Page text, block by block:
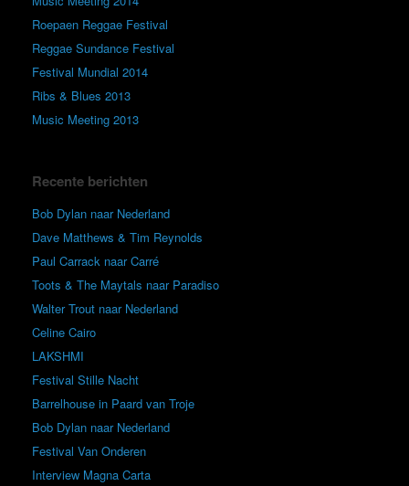
Roepaen Reggae Festival
Reggae Sundance Festival
Festival Mundial 2014
Ribs & Blues 2013
Music Meeting 2013
Recente berichten
Bob Dylan naar Nederland
Dave Matthews & Tim Reynolds
Paul Carrack naar Carré
Toots & The Maytals naar Paradiso
Walter Trout naar Nederland
Celine Cairo
LAKSHMI
Festival Stille Nacht
Barrelhouse in Paard van Troje
Bob Dylan naar Nederland
Festival Van Onderen
Interview Magna Carta